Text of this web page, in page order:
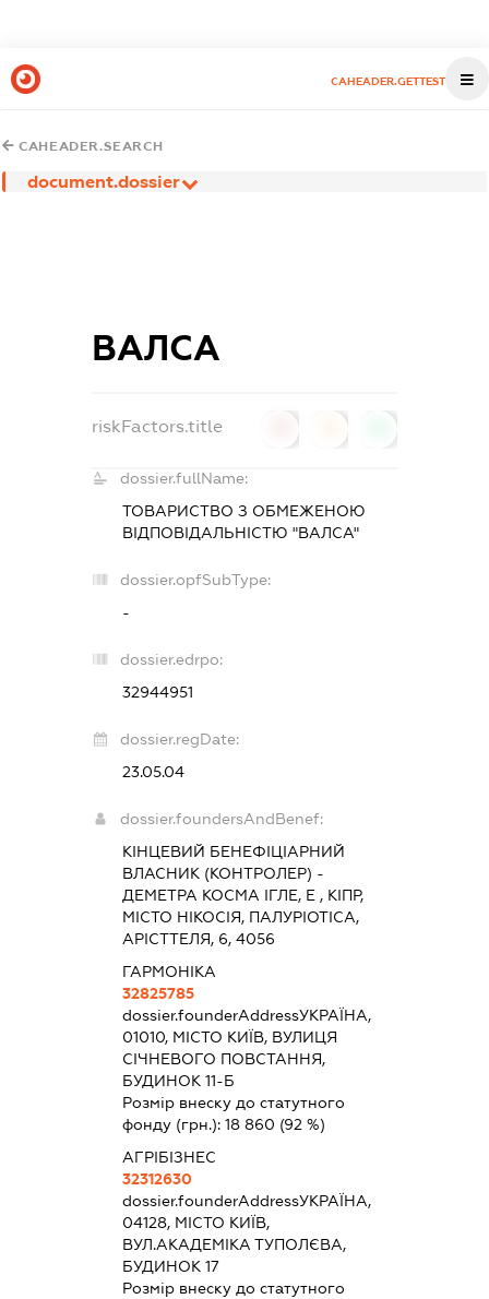
CAHEADER.GETTEST
CAHEADER.SEARCH
document.dossier
ВАЛСА
riskFactors.title
dossier.fullName:
ТОВАРИСТВО З ОБМЕЖЕНОЮ
ВІДПОВІДАЛЬНІСТЮ "ВАЛСА"
dossier.opfSubType:
-
dossier.edrpo:
32944951
dossier.regDate:
23.05.04
dossier.foundersAndBenef:
КІНЦЕВИЙ БЕНЕФІЦІАРНИЙ
ВЛАСНИК (КОНТРОЛЕР) -
ДЕМЕТРА КОСМА ІГЛЕ, Е , КІПР,
МІСТО НІКОСІЯ, ПАЛУРІОТІСА,
АРІСТТЕЛЯ, 6, 4056
ГАРМОНІКА
32825785
dossier.founderAddressУКРАЇНА,
01010, МІСТО КИЇВ, ВУЛИЦЯ
СІЧНЕВОГО ПОВСТАННЯ,
БУДИНОК 11-Б
Розмір внеску до статутного
фонду (грн.): 18 860 (92 %)
АГРІБІЗНЕС
32312630
dossier.founderAddressУКРАЇНА,
04128, МІСТО КИЇВ,
ВУЛ.АКАДЕМІКА ТУПОЛЄВА,
БУДИНОК 17
Розмір внеску до статутного